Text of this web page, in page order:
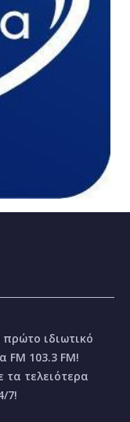
ιδιωτικό
103.3 FM!
τα τελειότερα
7!